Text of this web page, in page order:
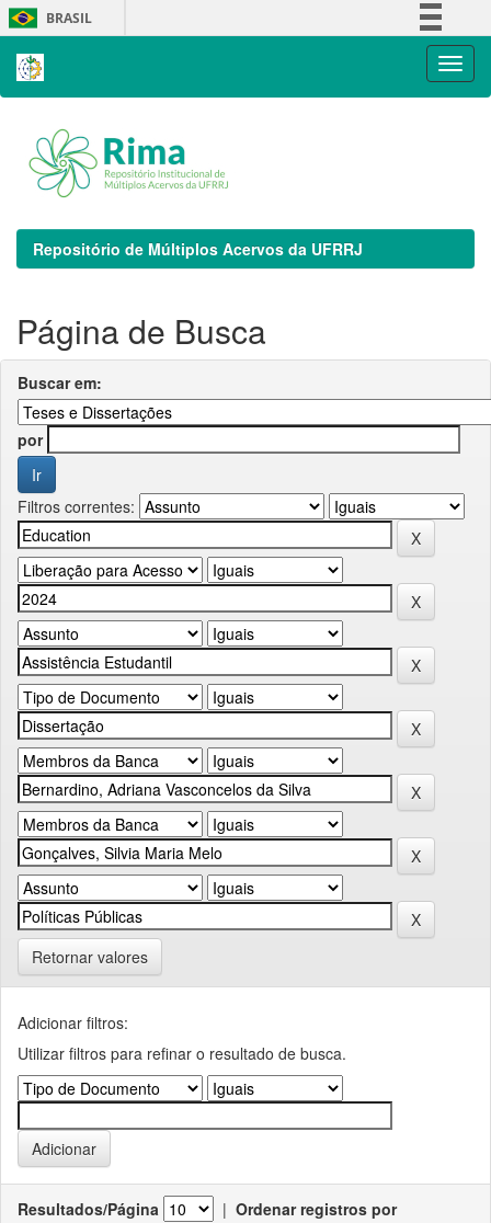
Skip
navigation
BRASIL
Repositório de Múltiplos Acervos da UFRRJ
Página de Busca
Buscar em:
por
Filtros correntes:
Retornar valores
Adicionar filtros:
Utilizar filtros para refinar o resultado de busca.
Resultados/Página | Ordenar registros por